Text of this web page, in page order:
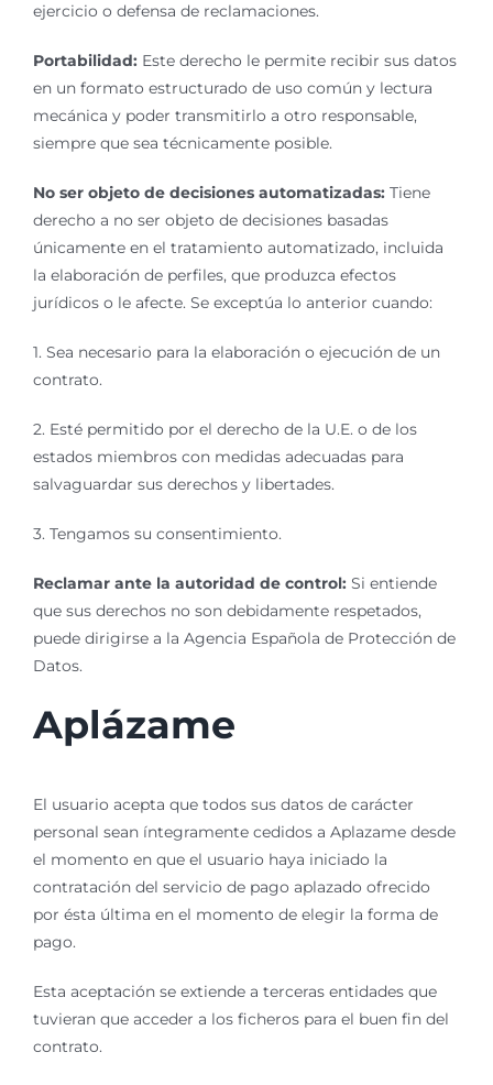
ejercicio o defensa de reclamaciones.
Portabilidad: Este derecho le permite recibir sus datos
en un formato estructurado de uso común y lectura
mecánica y poder transmitirlo a otro responsable,
siempre que sea técnicamente posible.
No ser objeto de decisiones automatizadas: Tiene
derecho a no ser objeto de decisiones basadas
únicamente en el tratamiento automatizado, incluida
la elaboración de perfiles, que produzca efectos
jurídicos o le afecte. Se exceptúa lo anterior cuando:
1. Sea necesario para la elaboración o ejecución de un
contrato.
2. Esté permitido por el derecho de la U.E. o de los
estados miembros con medidas adecuadas para
salvaguardar sus derechos y libertades.
3. Tengamos su consentimiento.
Reclamar ante la autoridad de control: Si entiende
que sus derechos no son debidamente respetados,
puede dirigirse a la Agencia Española de Protección de
Datos.
Aplázame
El usuario acepta que todos sus datos de carácter
personal sean íntegramente cedidos a Aplazame desde
el momento en que el usuario haya iniciado la
contratación del servicio de pago aplazado ofrecido
por ésta última en el momento de elegir la forma de
pago.
Esta aceptación se extiende a terceras entidades que
tuvieran que acceder a los ficheros para el buen fin del
contrato.